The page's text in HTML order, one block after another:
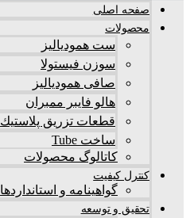
صفحه اصلی
محصولات
ست همودیالیز
سوزن فیستولا
صافی همودیالیز
هالو فایبر ممبران
قطعات تزريق پلاستيك
ساخت Tube
کاتالوگ محصولات
کنترل کیفیت
گواهينامه و استانداردها
تحقيق و توسعه